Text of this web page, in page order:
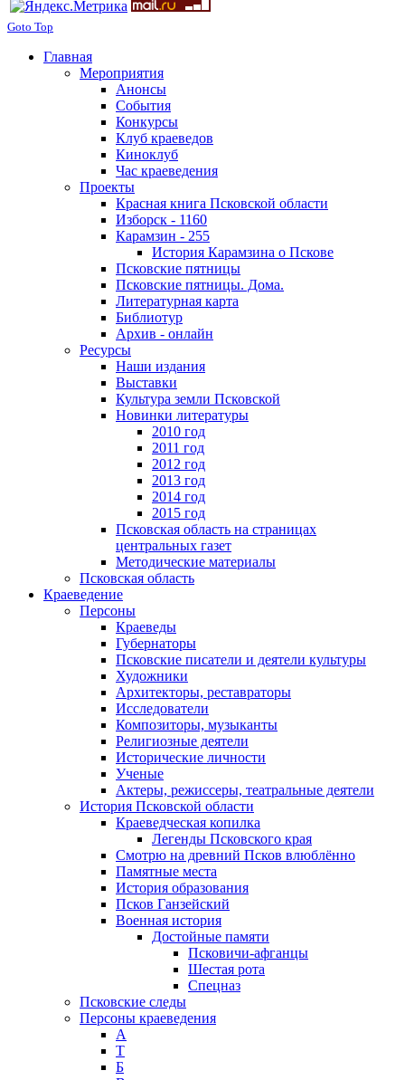
Goto Top
Главная
Мероприятия
Анонсы
События
Конкурсы
Клуб краеведов
Киноклуб
Час краеведения
Проекты
Красная книга Псковской области
Изборск - 1160
Карамзин - 255
История Карамзина о Пскове
Псковские пятницы
Псковские пятницы. Дома.
Литературная карта
Библиотур
Архив - онлайн
Ресурсы
Наши издания
Выставки
Культура земли Псковской
Новинки литературы
2010 год
2011 год
2012 год
2013 год
2014 год
2015 год
Псковская область на страницах
центральных газет
Методические материалы
Псковская область
Краеведение
Персоны
Краеведы
Губернаторы
Псковские писатели и деятели культуры
Художники
Архитекторы, реставраторы
Исследователи
Композиторы, музыканты
Религиозные деятели
Исторические личности
Ученые
Актеры, режиссеры, театральные деятели
История Псковской области
Краеведческая копилка
Легенды Псковского края
Смотрю на древний Псков влюблённо
Памятные места
История образования
Псков Ганзейский
Военная история
Достойные памяти
Псковичи-афганцы
Шестая рота
Спецназ
Псковские следы
Персоны краеведения
А
T
Б